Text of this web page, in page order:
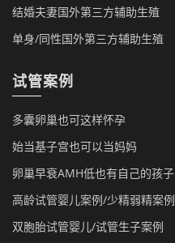
结婚夫妻国外第三方辅助生殖
单身/同性国外第三方辅助生殖
试管案例
多囊卵巢也可这样怀孕
始当基子宫也可以当妈妈
卵巢早衰AMH低也有自己的孩子
高龄试管婴儿案例/少精弱精案例
双胞胎试管婴儿/试管生子案例